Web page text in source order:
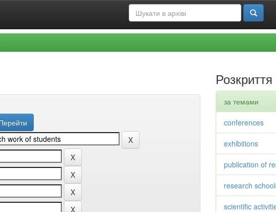
Розкриття
за темами
conferences
exhibitions
publication of
research
scientific